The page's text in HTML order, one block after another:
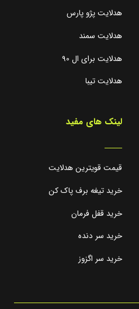
هدلایت پژو پارس
هدلایت سمند
هدلایت برای ال 90
هدلایت تیبا
لینک های مفید
_____
قیمت قویترین هدلایت
خرید تیغه برف پاک کن
خرید قفل فرمان
خرید سر دنده
خرید سر اگزوز